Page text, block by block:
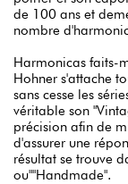
de 100 ans et
nombre
Harmonicas faits-
Hohner s'attache
sans cesse les
véritable son
précision afin de
d'assurer une
résultat se trouve
ou""Handmade".